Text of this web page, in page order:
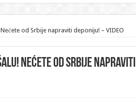
od Srbije napraviti deponiju! – VIDEO
Nećete od Srbije napraviti